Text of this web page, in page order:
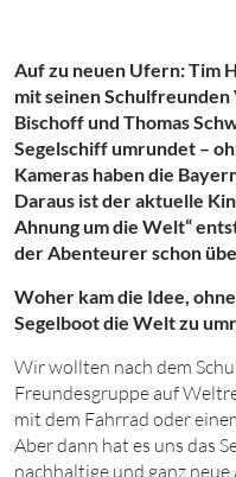
Auf zu neuen Ufern: Tim
mit seinen
Bischoff und Thomas
Segelschiff umrundet –
Kameras haben die
Daraus ist der aktuelle
Ahnung um die Welt“
der Abenteurer schon
Woher kam die Idee,
Segelboot die Welt zu
Wir wollten nach dem
Freundesgruppe auf
mit dem Fahrrad oder
Aber dann hat es uns das
nachhaltige und ganz